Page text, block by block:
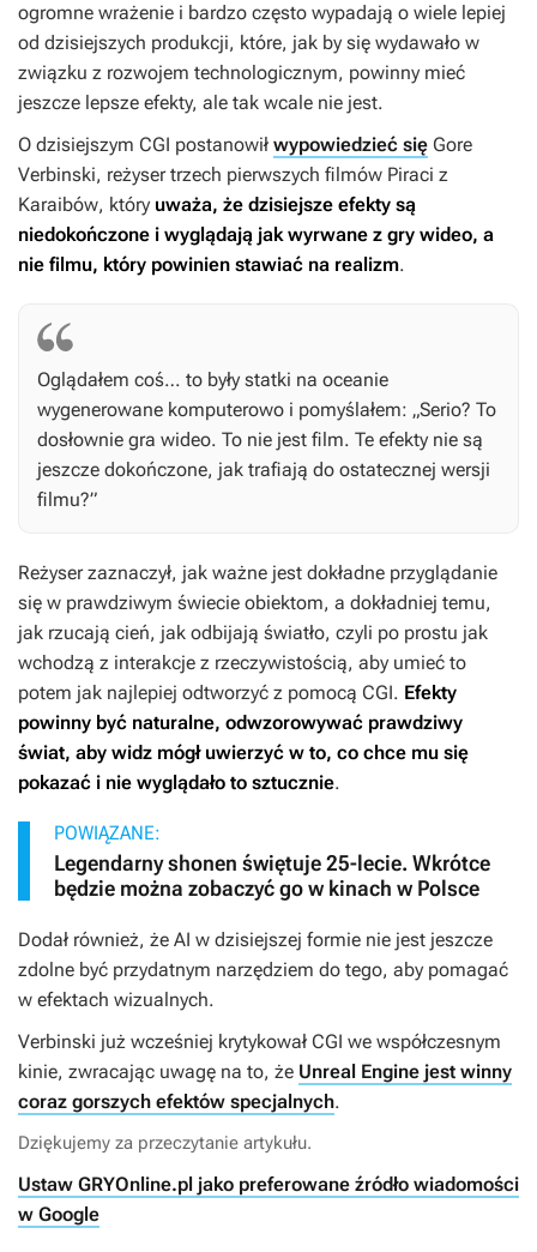
ogromne wrażenie i bardzo często wypadają o wiele lepiej
od dzisiejszych produkcji, które, jak by się wydawało w
związku z rozwojem technologicznym, powinny mieć
jeszcze lepsze efekty, ale tak wcale nie jest.
O dzisiejszym CGI postanowił wypowiedzieć się Gore
Verbinski, reżyser trzech pierwszych filmów Piraci z
Karaibów, który uważa, że dzisiejsze efekty są
niedokończone i wyglądają jak wyrwane z gry wideo, a
nie filmu, który powinien stawiać na realizm.
Oglądałem coś… to były statki na oceanie
wygenerowane komputerowo i pomyślałem: „Serio? To
dosłownie gra wideo. To nie jest film. Te efekty nie są
jeszcze dokończone, jak trafiają do ostatecznej wersji
filmu?”
Reżyser zaznaczył, jak ważne jest dokładne przyglądanie
się w prawdziwym świecie obiektom, a dokładniej temu,
jak rzucają cień, jak odbijają światło, czyli po prostu jak
wchodzą z interakcje z rzeczywistością, aby umieć to
potem jak najlepiej odtworzyć z pomocą CGI. Efekty
powinny być naturalne, odwzorowywać prawdziwy
świat, aby widz mógł uwierzyć w to, co chce mu się
pokazać i nie wyglądało to sztucznie.
POWIĄZANE:
Legendarny shonen świętuje 25-lecie. Wkrótce
będzie można zobaczyć go w kinach w Polsce
Dodał również, że AI w dzisiejszej formie nie jest jeszcze
zdolne być przydatnym narzędziem do tego, aby pomagać
w efektach wizualnych.
Verbinski już wcześniej krytykował CGI we współczesnym
kinie, zwracając uwagę na to, że Unreal Engine jest winny
coraz gorszych efektów specjalnych.
Dziękujemy za przeczytanie artykułu.
Ustaw GRYOnline.pl jako preferowane źródło wiadomości
w Google